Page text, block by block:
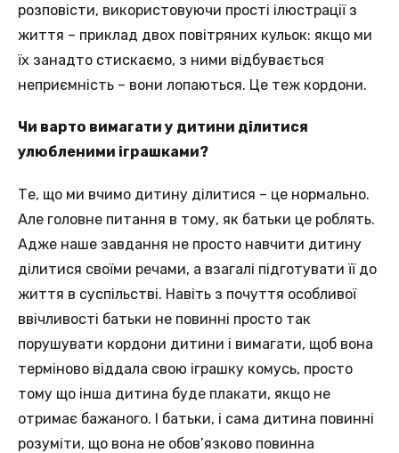
розповісти, використовуючи прості ілюстрації з
життя – приклад двох повітряних кульок: якщо ми
їх занадто стискаємо, з ними відбувається
неприємність – вони лопаються. Це теж кордони.
Чи варто вимагати у дитини ділитися
улюбленими іграшками?
Те, що ми вчимо дитину ділитися – це нормально.
Але головне питання в тому, як батьки це роблять.
Адже наше завдання не просто навчити дитину
ділитися своїми речами, а взагалі підготувати її до
життя в суспільстві. Навіть з почуття особливої ​​
ввічливості батьки не повинні просто так
порушувати кордони дитини і вимагати, щоб вона
терміново віддала свою іграшку комусь, просто
тому що інша дитина буде плакати, якщо не
отримає бажаного. І батьки, і сама дитина повинні
розуміти, що вона не обов’язково повинна